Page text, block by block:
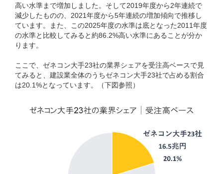
高い水準まで増加しました。そして2019年度から2年連続で
減少したものの、2021年度から5年連続の増加傾向で推移し
ています。また、この2025年度の水準は底となった2011年度
の水準と比較してみると約86.2%高い水準にあることが分か
ります。
ここで、ゼネコン大手23社の業界シェアを受注高ベースで見
てみると、建設業全体のうちゼネコン大手23社で占める割合
は20.1%となっています。（下図参照）